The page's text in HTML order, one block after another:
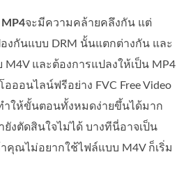
จะมีความคล้ายคลึงกัน แต่
งกันแบบ DRM นั้นแตกต่างกัน และ
และต้องการแปลงให้เป็น MP4
ออนไลน์ฟรีอย่าง FVC Free Video
ำให้ขั้นตอนทั้งหมดง่ายขึ้นได้มาก
งตัดสินใจไม่ได้ บางทีนี่อาจเป็น
ณไม่อยากใช้ไฟล์แบบ M4V ก็เริ่ม